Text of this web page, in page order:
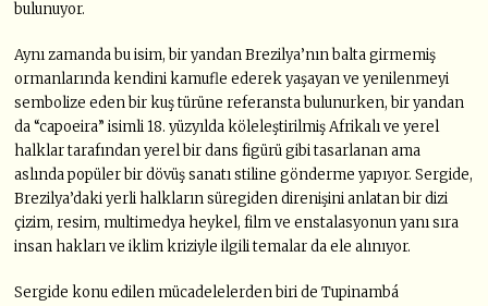
bulunuyor.
Aynı zamanda bu isim, bir yandan Brezilya’nın balta girmemiş
ormanlarında kendini kamufle ederek yaşayan ve yenilenmeyi
sembolize eden bir kuş türüne referansta bulunurken, bir yandan
da “capoeira” isimli 18. yüzyılda köleleştirilmiş Afrikalı ve yerel
halklar tarafından yerel bir dans figürü gibi tasarlanan ama
aslında popüler bir dövüş sanatı stiline gönderme yapıyor. Sergide,
Brezilya’daki yerli halkların süregiden direnişini anlatan bir dizi
çizim, resim, multimedya heykel, film ve enstalasyonun yanı sıra
insan hakları ve iklim kriziyle ilgili temalar da ele alınıyor.
Sergide konu edilen mücadelelerden biri de Tupinambá